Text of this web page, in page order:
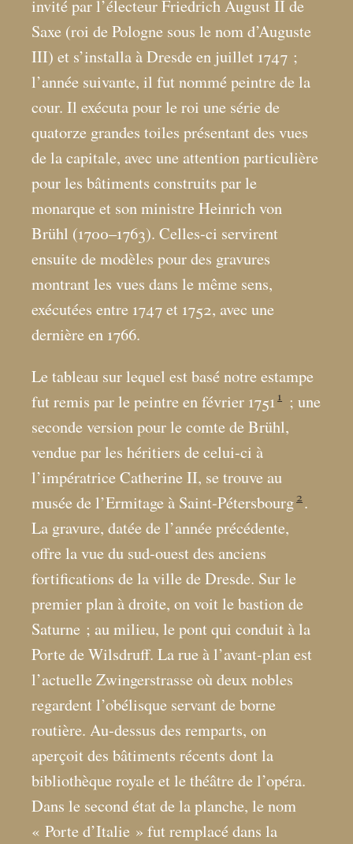
invité par l’électeur Friedrich August II de
Saxe (roi de Pologne sous le nom d’Auguste
III) et s’installa à Dresde en juillet 1747 ;
l’année suivante, il fut nommé peintre de la
cour. Il exécuta pour le roi une série de
quatorze grandes toiles présentant des vues
de la capitale, avec une attention particulière
pour les bâtiments construits par le
monarque et son ministre Heinrich von
Brühl (1700–1763). Celles-ci servirent
ensuite de modèles pour des gravures
montrant les vues dans le même sens,
exécutées entre 1747 et 1752, avec une
dernière en 1766.
Le tableau sur lequel est basé notre estampe
fut remis par le peintre en février 1751 1 ; une
seconde version pour le comte de Brühl,
vendue par les héritiers de celui-ci à
l’impératrice Catherine II, se trouve au
musée de l’Ermitage à Saint-Pétersbourg 2 .
La gravure, datée de l’année précédente,
offre la vue du sud-ouest des anciens
fortifications de la ville de Dresde. Sur le
premier plan à droite, on voit le bastion de
Saturne ; au milieu, le pont qui conduit à la
Porte de Wilsdruff. La rue à l’avant-plan est
l’actuelle Zwingerstrasse où deux nobles
regardent l’obélisque servant de borne
routière. Au-dessus des remparts, on
aperçoit des bâtiments récents dont la
bibliothèque royale et le théâtre de l’opéra.
Dans le second état de la planche, le nom
« Porte d’Italie » fut remplacé dans la